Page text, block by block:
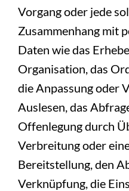
Vorgang oder jede
Zusammenhang mit
Daten wie das
Organisation, das
die Anpassung oder
Auslesen, das
Offenlegung durch
Verbreitung oder
Bereitstellung, den
Verknüpfung, die